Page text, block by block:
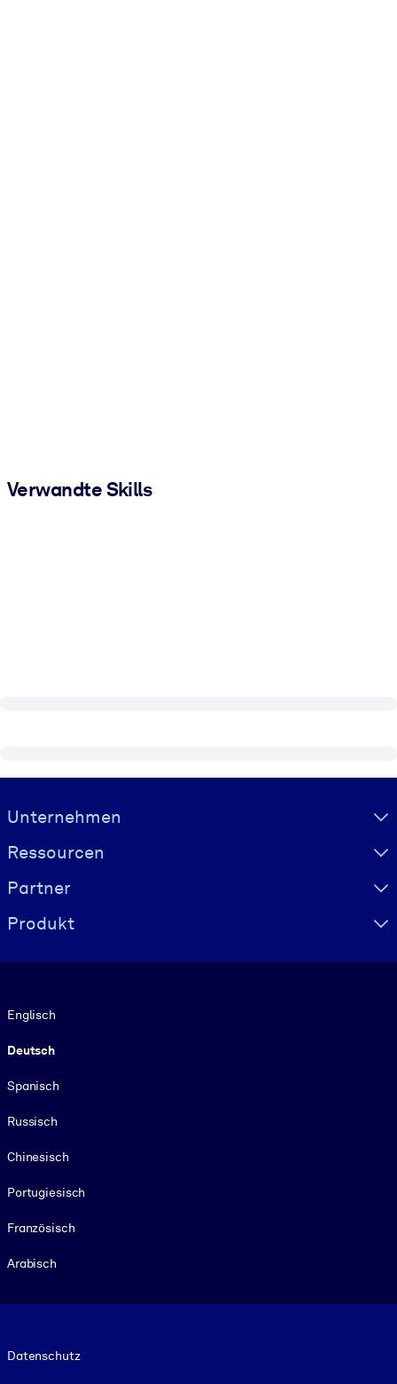
Verwandte Skills
Visually hidden Text
Unternehmen
Ressourcen
Partner
Produkt
Englisch
Deutsch
Spanisch
Russisch
Chinesisch
Portugiesisch
Französisch
Arabisch
Datenschutz